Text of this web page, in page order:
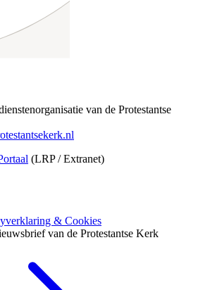
van de Protestantse
(LRP / Extranet)
& Cookies
van de Protestantse Kerk